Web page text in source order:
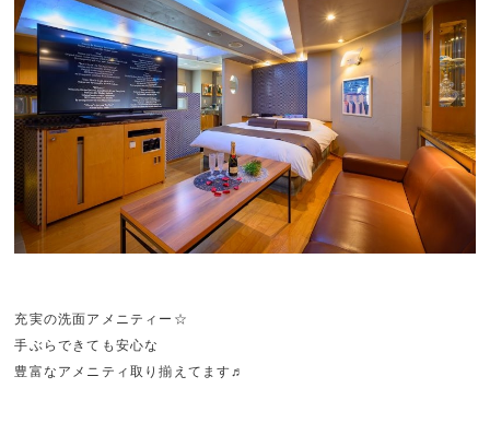
充実の洗面アメニティー☆
手ぶらできても安心な
豊富なアメニティ取り揃えてます♬